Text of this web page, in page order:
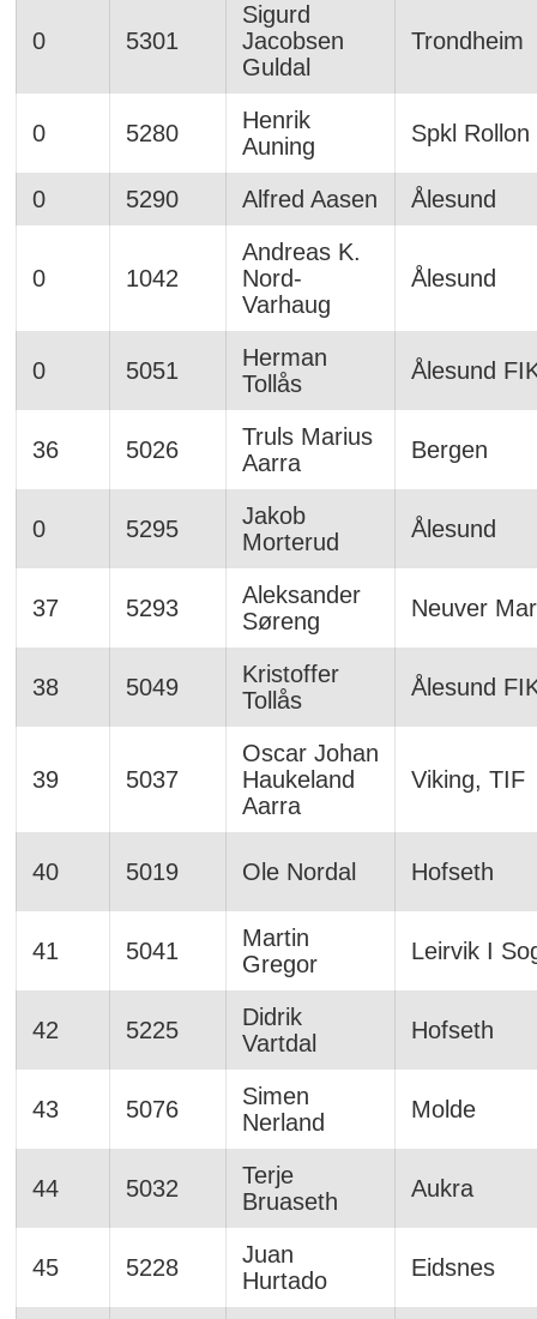
0 5301
Sigurd
Jacobsen
Guldal
Trondheim
0 5280
Henrik
Auning
Spkl Rollon
0 5290 Alfred Aasen Ålesund
0 1042
Andreas K.
Nord-
Varhaug
Ålesund
0 5051
Herman
Tollås
Ålesund
36 5026
Truls Marius
Aarra
Bergen
0 5295
Jakob
Morterud
Ålesund
37 5293
Aleksander
Søreng
Neuver
38 5049
Kristoffer
Tollås
Ålesund
39 5037
Oscar Johan
Haukeland
Aarra
Viking, TIF
40 5019 Ole Nordal Hofseth
41 5041
Martin
Gregor
Leirvik I
42 5225
Didrik
Vartdal
Hofseth
43 5076
Simen
Nerland
Molde
44 5032
Terje
Bruaseth
Aukra
45 5228
Juan
Hurtado
Eidsnes